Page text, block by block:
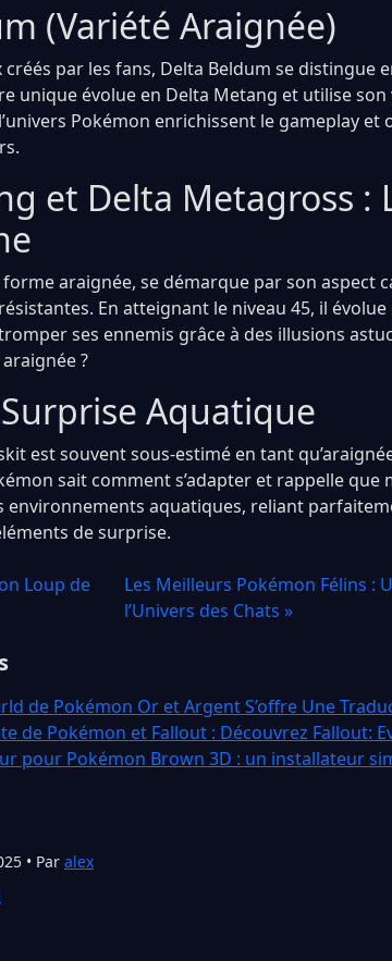
(Variété Araignée)
créés par les fans, Delta Beldum se distingue
unique évolue en Delta Metang et utilise
Pokémon enrichissent le gameplay et
et Delta Metagross :
araignée, se démarque par son aspect
En atteignant le niveau 45, il
ses ennemis grâce à des illusions
araignée ?
Aquatique
est souvent sous-estimé en tant
sait comment s’adapter et rappelle que
environnements aquatiques, reliant
de surprise.
Loup de
Les Meilleurs Pokémon Félins :
l’Univers des Chats »
de Pokémon Or et Argent S’offre Une
de Pokémon et Fallout : Découvrez Fallout:
pour Pokémon Brown 3D : un installateur
• Par alex